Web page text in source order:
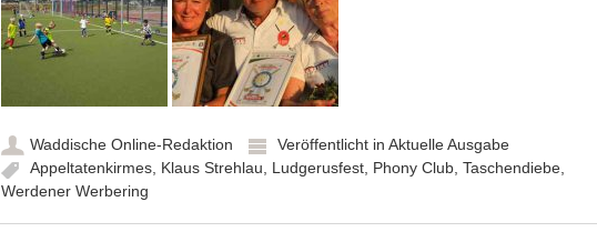
Waddische Online-Redaktion Veröffentlicht in Aktuelle Ausgabe
Appeltatenkirmes, Klaus Strehlau Ludgerusfest, Phony Club, Taschendiebe,
Werdener Werbering